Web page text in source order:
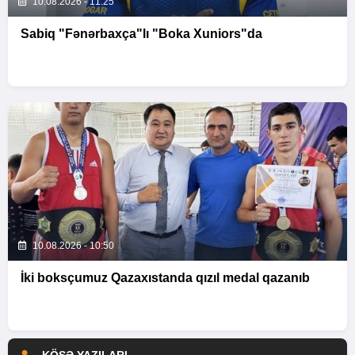
Sabiq "Fənərbaxça"lı "Boka Xuniors"da
10.08.2026 - 10:50
İki boksçumuz Qazaxıstanda qızıl medal qazanıb